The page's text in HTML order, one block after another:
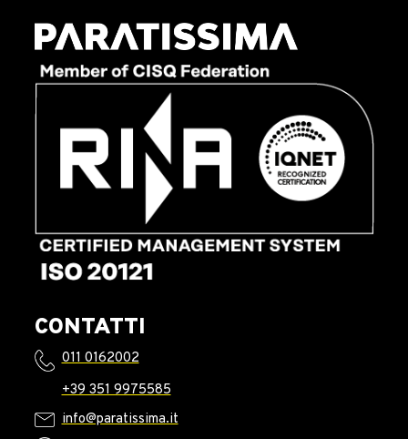
CONTATTI
011 0162002
+39 351 9975585
info@paratissima.it